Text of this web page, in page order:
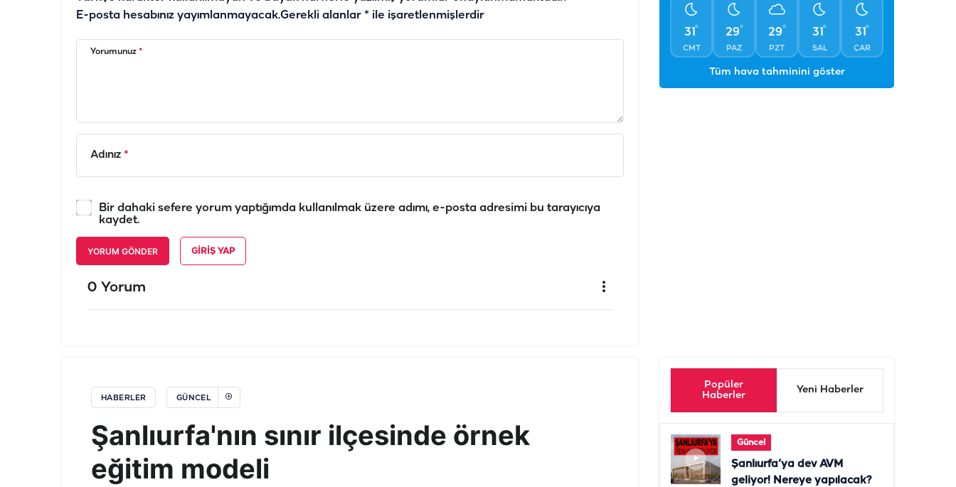
E-posta hesabınız yayımlanmayacak.Gerekli alanlar * ile işaretlenmişlerdir
Yorumunuz *
Adınız *
Bir dahaki sefere yorum yaptığımda kullanılmak üzere adımı, e-posta adresimi bu tarayıcıya
kaydet.
YORUM GÖNDER GIRIŞ YAP
0 Yorum
31°
CMT
29°
PAZ
29°
PZT
31°
SAL
31°
ÇAR
Tüm hava tahminini göster
HABERLER GÜNCEL
Şanlıurfa'nın sınır ilçesinde örnek
eğitim modeli
Popüler
Haberler
Yeni Haberler
Güncel
Şanlıurfa’ya dev AVM
geliyor! Nereye yapılacak?